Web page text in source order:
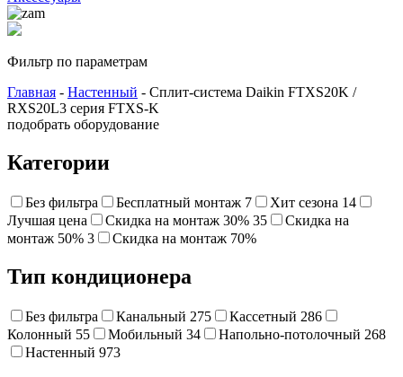
Фильтр по параметрам
Главная - Настенный - Сплит-система Daikin FTXS20K /
RXS20L3 серия FTXS-K
подобрать оборудование
Категории
Без фильтра Бесплатный монтаж 7 Хит сезона 14
Лучшая цена
Cкидка на монтаж 30% 35
Скидка на
монтаж 50% 3 Cкидка на монтаж 70%
Тип кондиционера
Без фильтра Канальный 275 Кассетный 286
Колонный 55 Мобильный 34 Напольно-потолочный 268
Настенный 973